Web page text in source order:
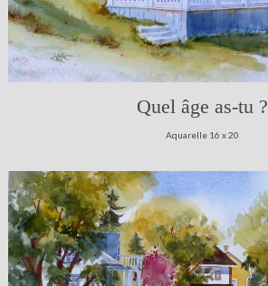
Quel âge as-tu ?
Aquarelle 16 x 20